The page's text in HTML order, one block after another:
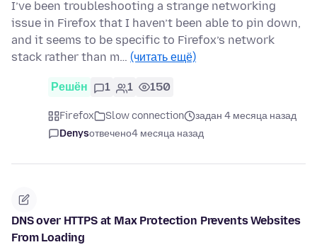
I’ve been troubleshooting a strange networking
issue in Firefox that I haven’t been able to pin down,
and it seems to be specific to Firefox’s network
stack rather than m… (читать ещё)
Решён 1 1 150
Firefox Slow connection
задан 4 месяца назад
Denysотвечено4 месяца назад
DNS over HTTPS at Max Protection Prevents Websites
From Loading